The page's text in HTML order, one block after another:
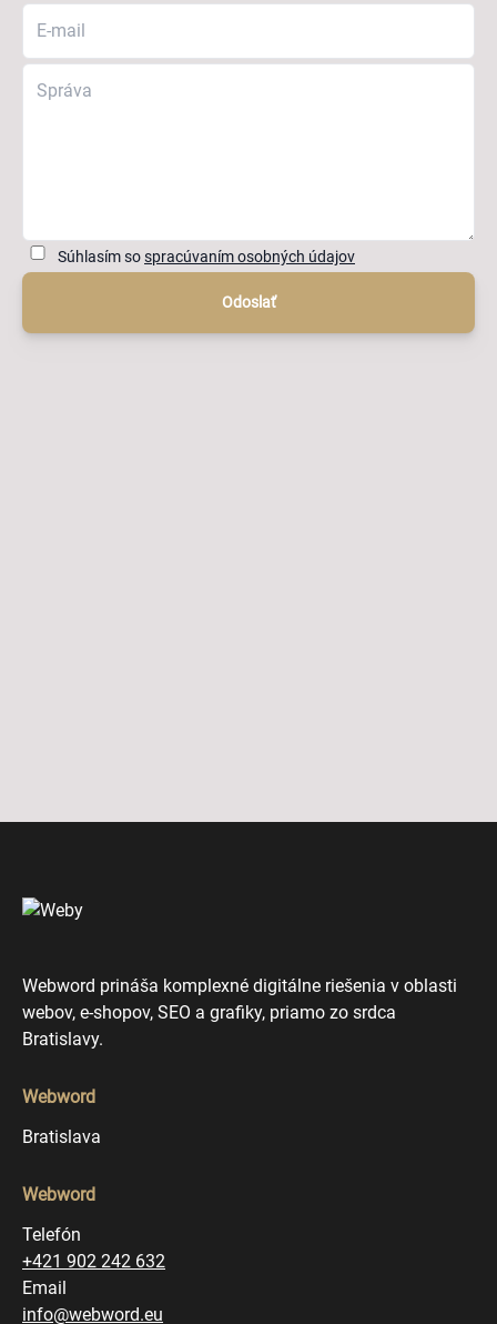
Súhlasím sospracúvaním osobných údajov
Odoslať
Webword prináša komplexné digitálne riešenia v oblasti
webov, e-shopov, SEO a grafiky, priamo zo srdca
Bratislavy.
Webword
Bratislava
Webword
Telefón
+421 902 242 632
Email
info@webword.eu